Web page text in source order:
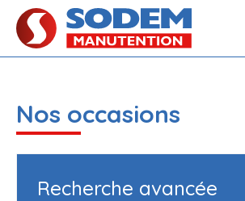
Nos occasions
Recherche avancée